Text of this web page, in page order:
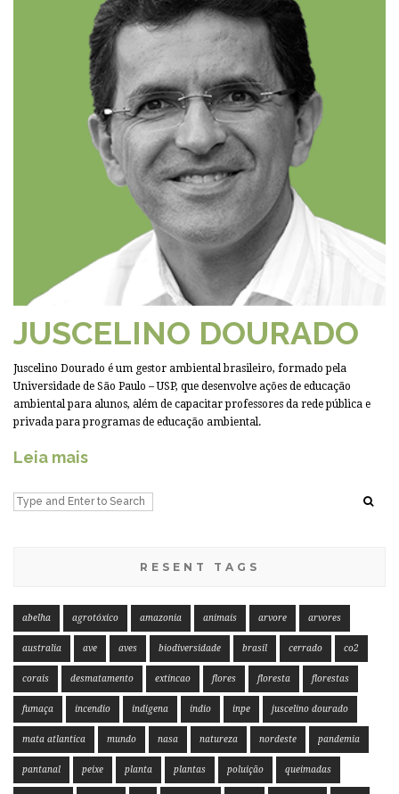
JUSCELINO DOURADO
Juscelino Dourado é um gestor ambiental brasileiro, formado pela
Universidade de São Paulo – USP, que desenvolve ações de educação
ambiental para alunos, além de capacitar professores da rede pública e
privada para programas de educação ambiental.
Leia mais
RESENT TAGS
abelha agrotóxico amazonia animais arvore arvores
australia ave aves biodiversidade brasil cerrado co2
corais desmatamento extincao flores floresta florestas
fumaça incendio indigena indio inpe juscelino dourado
mata atlantica mundo nasa natureza nordeste pandemia
pantanal peixe planta plantas poluição queimadas